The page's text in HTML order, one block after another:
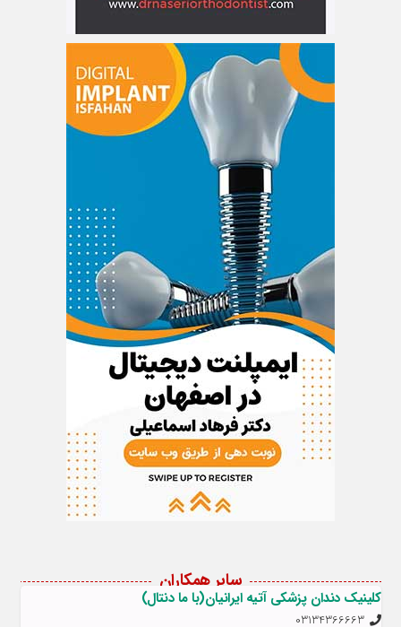
سایر همکاران
کلینیک دندان پزشکی آتیه ایرانیان(با ما دنتال)
03134366663